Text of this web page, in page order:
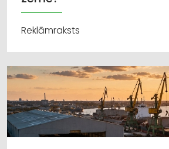
Reklāmraksts